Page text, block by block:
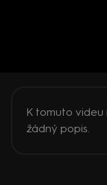
K tomuto
žádný popis.